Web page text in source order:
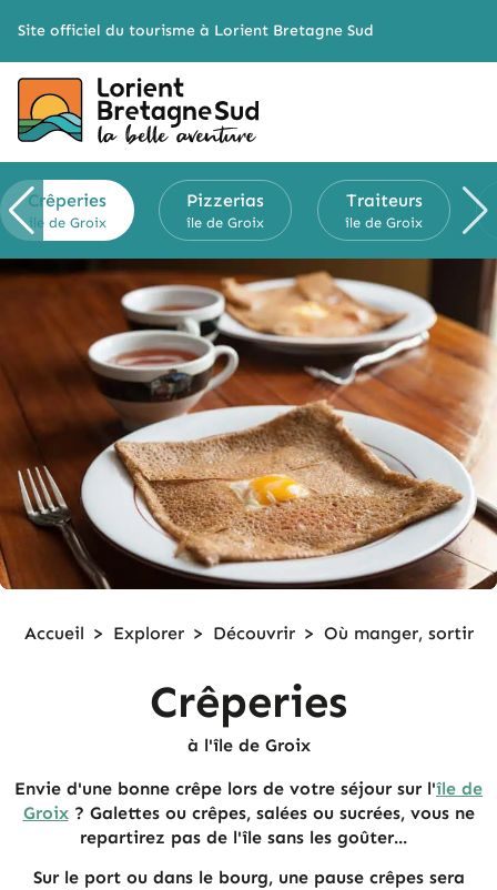
Site officiel du tourisme à Lorient Bretagne Sud
Crêperies
île de Groix
Pizzerias
île de Groix
Traiteurs
île de Groix
Accueil > Explorer > Découvrir > Où manger, sortir
Crêperies
à l'île de Groix
Envie d'une bonne crêpe lors de votre séjour sur l'île de
Groix? Galettes ou crêpes, salées ou sucrées, vous ne
repartirez pas de l'île sans les goûter...
Sur le port ou dans le bourg, une pause crêpes sera